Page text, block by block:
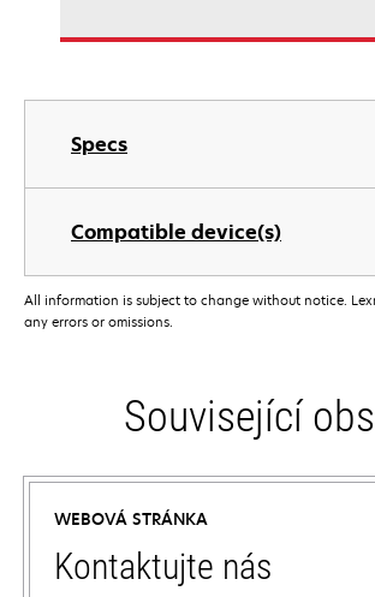
Specs
Compatible device(s)
All information is subject to change without notice.
any errors or omissions.
Související
WEBOVÁ STRÁNKA
Kontaktujte nás